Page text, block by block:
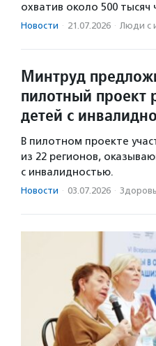
охватив около 500 тысяч
Новости · 21.07.2026 · Люди с
Минтруд
пилотный проект
детей с
В пилотном проекте
из 22 регионов,
с инвалидностью.
Новости · 03.07.2026 ·